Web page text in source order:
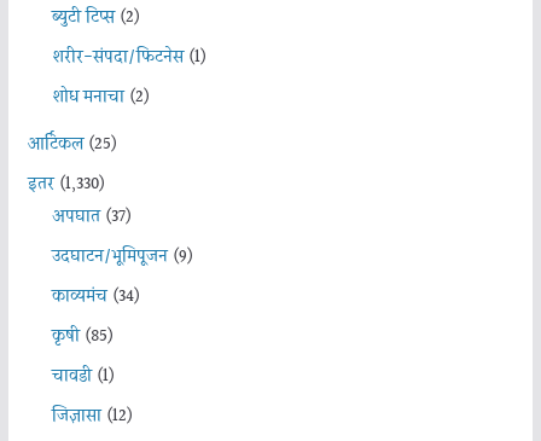
ब्युटी टिप्स(2)
शरीर-संपदा/फिटनेस(1)
शोध मनाचा(2)
आर्टिकल(25)
इतर(1,330)
अपघात(37)
उदघाटन/भूमिपूजन(9)
काव्यमंच(34)
कृषी(85)
चावडी(1)
जिज्ञासा(12)